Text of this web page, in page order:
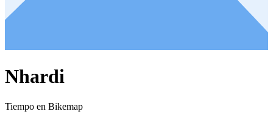
Nhardi
Tiempo en Bikemap